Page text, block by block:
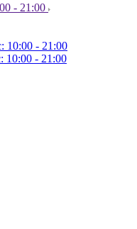
- 21:00
10:00 - 21:00
10:00 - 21:00